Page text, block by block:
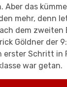
Aber das
mehr, denn
dem zweiten
Göldner der
erster Schritt in
war getan.